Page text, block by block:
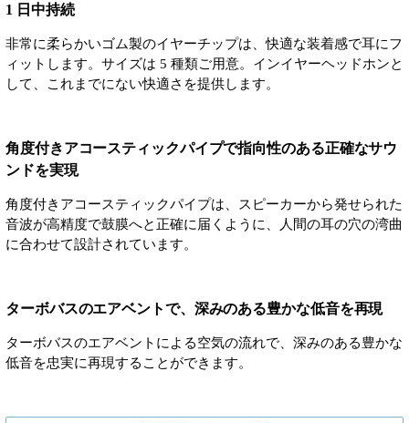
1 日中持続
非常に柔らかいゴム製のイヤーチップは、快適な装着感で耳にフ
ィットします。サイズは 5 種類ご用意。インイヤーヘッドホンと
して、これまでにない快適さを提供します。
角度付きアコースティックパイプで指向性のある正確なサウ
ンドを実現
角度付きアコースティックパイプは、スピーカーから発せられた
音波が高精度で鼓膜へと正確に届くように、人間の耳の穴の湾曲
に合わせて設計されています。
ターボバスのエアベントで、深みのある豊かな低音を再現
ターボバスのエアベントによる空気の流れで、深みのある豊かな
低音を忠実に再現することができます。